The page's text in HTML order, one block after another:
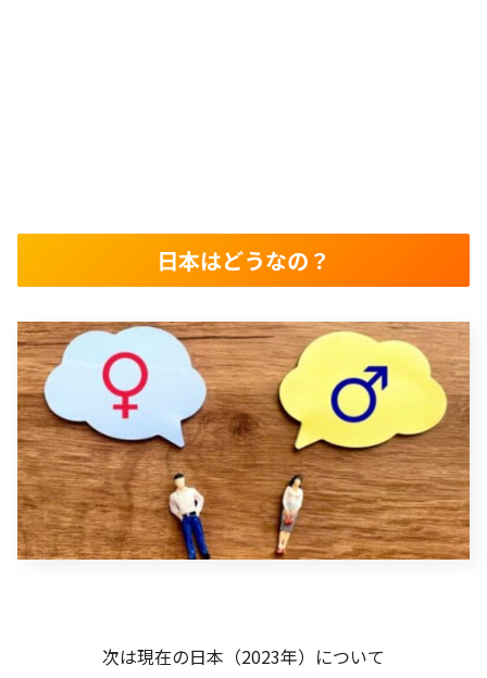
日本はどうなの？
次は現在の日本（2023年）について